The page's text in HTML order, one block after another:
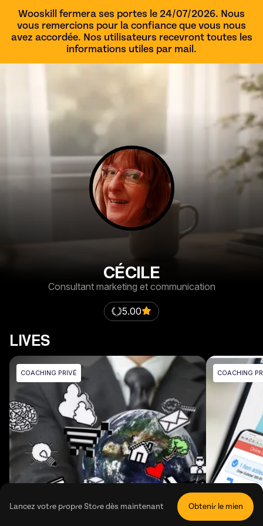
Wooskill fermera ses portes le 24/07/2026. Nous
vous remercions pour la confiance que vous nous
avez accordée. Nos utilisateurs recevront toutes les
informations utiles par mail.
CÉCILE
Consultant marketing et communication
5.00
LIVES
COACHING PRIVÉ COACHING
Lancez votre propre Store dès maintenant Obtenir le mien